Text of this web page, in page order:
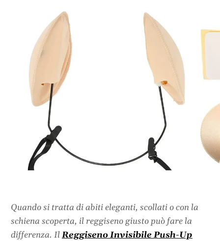
Quando si tratta di abiti eleganti, scollati o con la
schiena scoperta, il reggiseno giusto può fare la
differenza. IlReggiseno Invisibile Push-Up